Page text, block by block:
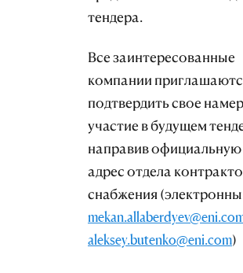
тендера.
Все заинтересованные
компании
подтвердить свое
участие в будущем
направив официальную
адрес отдела
снабжения
aleksey.butenko@eni.com)